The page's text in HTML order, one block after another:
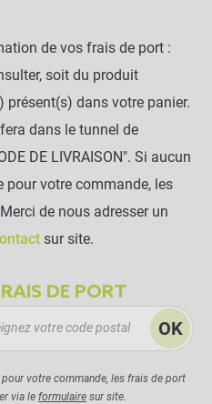
de vos frais de port :
soit du produit
dans votre panier.
dans le tunnel de
DE LIVRAISON". Si aucun
pour votre commande, les
de nous adresser un
sur site.
DE PORT
OK
votre commande, les frais de port
via le formulaire sur site.